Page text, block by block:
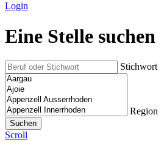
Login
Eine Stelle suchen
Stichwort
Region
Scroll